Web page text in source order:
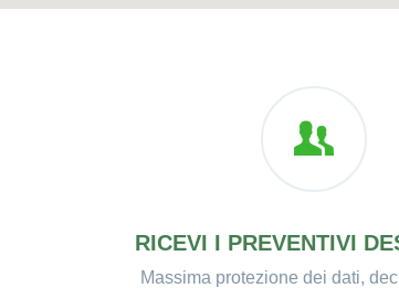
RICEVI I PREVENTIVI
Massima protezione dei dati,